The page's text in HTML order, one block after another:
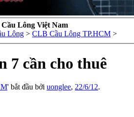
Lông Việt Nam
Lông > CLB Cầu Lông TP.HCM >
7 cần cho thuê
' bắt đầu bởi uonglee, 22/6/12.